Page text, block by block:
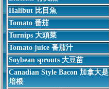
Halibut 比目魚
Tomato 番茄
Turnips 大頭菜
Tomato juice 番茄汁
Soybean sprouts 大豆苗
Canadian Style Bacon 加拿大是
培根